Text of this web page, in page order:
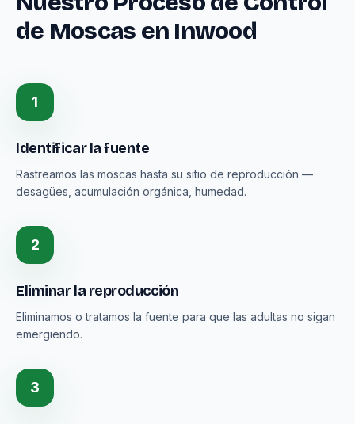
de Moscas en Inwood
1
Identificar la fuente
Rastreamos las moscas hasta su sitio de reproducción —
desagües, acumulación orgánica, humedad.
2
Eliminar la reproducción
Eliminamos o tratamos la fuente para que las adultas no sigan
emergiendo.
3